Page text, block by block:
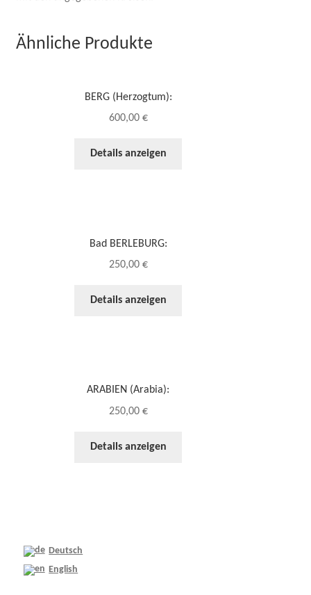
Ähnliche Produkte
BERG (Herzogtum):
600,00 €
Details anzeigen
Bad BERLEBURG:
250,00 €
Details anzeigen
ARABIEN (Arabia):
250,00 €
Details anzeigen
Deutsch
English